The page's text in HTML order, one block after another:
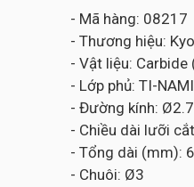
- Mã hàng: 08217
- Thương hiệu:
- Vật liệu: Carbide
- Lớp phủ: TI-
- Đường kính:
- Chiều dài lưỡi
- Tổng dài (mm):
- Chuôi: Ø3